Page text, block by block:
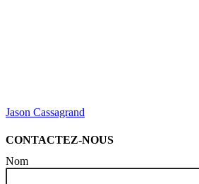
Jason Cassagrand
CONTACTEZ-NOUS
Nom